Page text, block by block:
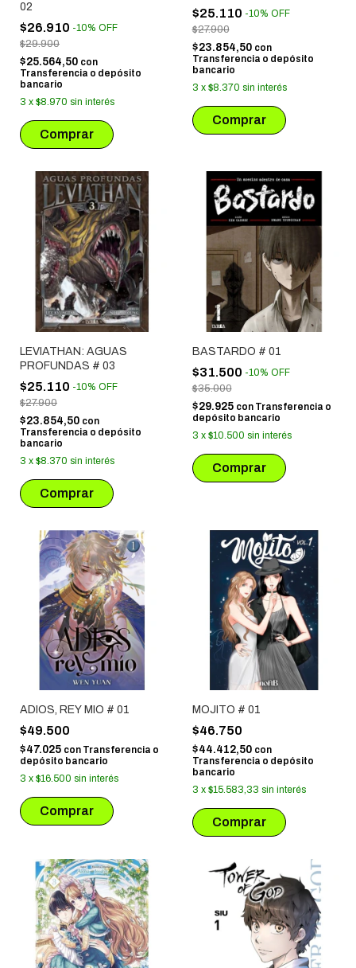
02
$26.910 -10% OFF
$29.900
$25.564,50 con
Transferencia o depósito
bancario
3 x $8.970 sin interés
$25.110 -10% OFF
$27.900
$23.854,50 con
Transferencia o depósito
bancario
3 x $8.370 sin interés
LEVIATHAN: AGUAS
PROFUNDAS # 03
$25.110 -10% OFF
$27.900
$23.854,50 con
Transferencia o depósito
bancario
3 x $8.370 sin interés
BASTARDO # 01
$31.500 -10% OFF
$35.000
$29.925 con Transferencia o
depósito bancario
3 x $10.500 sin interés
ADIOS, REY MIO # 01
$49.500
$47.025 con Transferencia o
depósito bancario
3 x $16.500 sin interés
MOJITO # 01
$46.750
$44.412,50 con
Transferencia o depósito
bancario
3 x $15.583,33 sin interés